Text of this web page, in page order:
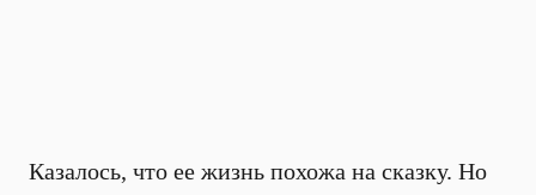
Казалось, что ее жизнь похожа на сказку. Но